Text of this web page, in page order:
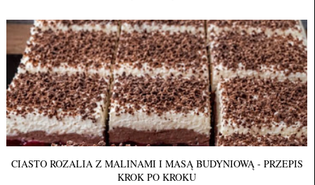
CIASTO ROZALIA Z MALINAMI I MASĄ BUDYNIOWĄ - PRZEPIS
KROK PO KROKU